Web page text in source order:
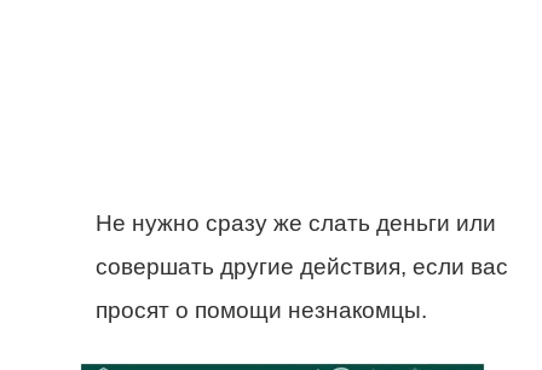
Не нужно сразу же слать деньги или
совершать другие действия, если вас
просят о помощи незнакомцы.